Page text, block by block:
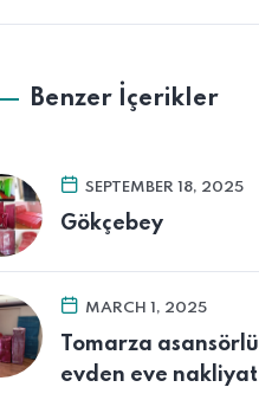
Benzer İçerikler
SEPTEMBER 18, 2025
Gökçebey
MARCH 1, 2025
Tomarza asansörlü
evden eve nakliyat